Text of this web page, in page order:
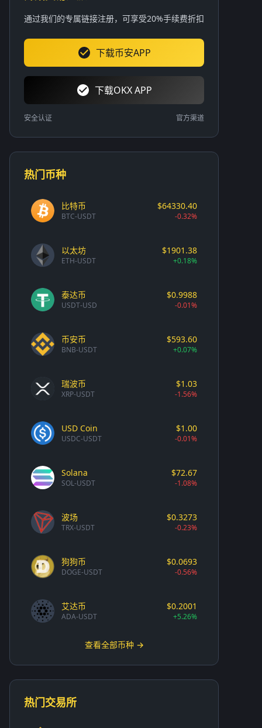
通过我们的专属链接注册，可享受20%手续费折扣
下载币安APP
下载OKX APP
安全认证 官方渠道
热门币种
比特币
BTC-USDT
$64330.40
-0.32%
以太坊
ETH-USDT
$1901.38
+0.18%
泰达币
USDT-USD
$0.9988
-0.01%
币安币
BNB-USDT
$593.60
+0.07%
瑞波币
XRP-USDT
$1.03
-1.56%
USD Coin
USDC-USDT
$1.00
-0.01%
Solana
SOL-USDT
$72.67
-1.08%
波场
TRX-USDT
$0.3273
-0.23%
狗狗币
DOGE-USDT
$0.0693
-0.56%
艾达币
ADA-USDT
$0.2001
+5.26%
查看全部币种 →
热门交易所